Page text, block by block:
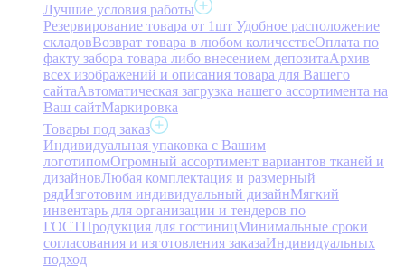
Лучшие условия работы
Резервирование товара от 1шт Удобное расположение
складовВозврат товара в любом количествеОплата по
факту забора товара либо внесением депозитаАрхив
всех изображений и описания товара для Вашего
сайтаАвтоматическая загрузка нашего ассортимента на
Ваш сайтМаркировка
Товары под заказ
Индивидуальная упаковка с Вашим
логотипомОгромный ассортимент вариантов тканей и
дизайновЛюбая комплектация и размерный
рядИзготовим индивидуальный дизайнМягкий
инвентарь для организации и тендеров по
ГОСТПродукция для гостиницМинимальные сроки
согласования и изготовления заказаИндивидуальных
подход